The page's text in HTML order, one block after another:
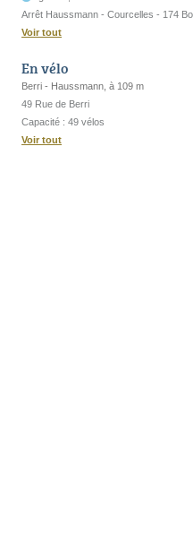
Arrêt Haussmann - Courcelles - 174
Voir tout
En vélo
Berri - Haussmann, à 109 m
49 Rue de Berri
Capacité : 49 vélos
Voir tout